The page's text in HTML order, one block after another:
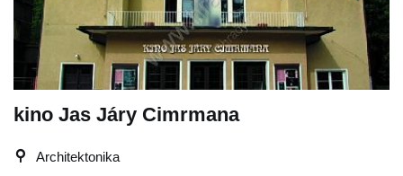
kino Jas Járy Cimrmana
Architektonika